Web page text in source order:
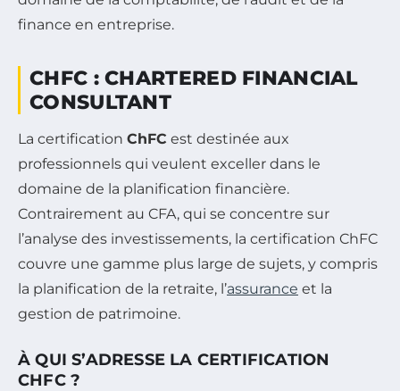
finance en entreprise.
CHFC : CHARTERED FINANCIAL
CONSULTANT
La certification ChFC est destinée aux
professionnels qui veulent exceller dans le
domaine de la planification financière.
Contrairement au CFA, qui se concentre sur
l’analyse des investissements, la certification ChFC
couvre une gamme plus large de sujets, y compris
la planification de la retraite, l’assurance et la
gestion de patrimoine.
À QUI S’ADRESSE LA CERTIFICATION
CHFC ?